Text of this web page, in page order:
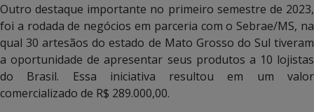
Outro destaque importante no primeiro semestre de 2023,
foi a rodada de negócios em parceria com o Sebrae/MS, na
qual 30 artesãos do estado de Mato Grosso do Sul tiveram
a oportunidade de apresentar seus produtos a 10 lojistas
do Brasil. Essa iniciativa resultou em um valor
comercializado de R$ 289.000,00.